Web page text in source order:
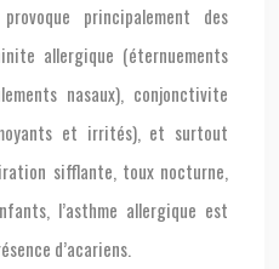
principalement des
allergique (éternuements
nasaux), conjonctivite
et irrités), et surtout
sifflante, toux nocturne,
l’asthme allergique est
d’acariens.